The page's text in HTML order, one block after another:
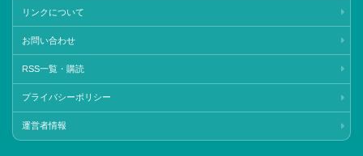
リンクについて
お問い合わせ
RSS一覧・購読
プライバシーポリシー
運営者情報